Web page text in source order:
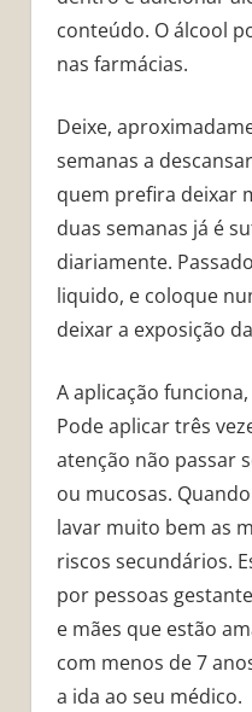
conteúdo. O álcool
nas farmácias.
Deixe,
semanas a
quem prefira deixar
duas semanas já é
diariamente.
liquido, e coloque
deixar a exposição
A aplicação
Pode aplicar três
atenção não passar
ou mucosas.
lavar muito bem as
riscos secundários.
por pessoas
e mães que estão
com menos de 7
a ida ao seu médico.